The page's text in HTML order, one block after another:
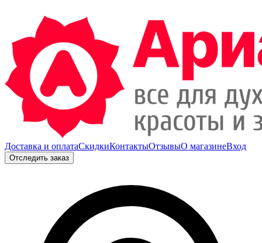
Доставка и оплатаСкидкиКонтактыОтзывыО магазинеВход
Отследить заказ